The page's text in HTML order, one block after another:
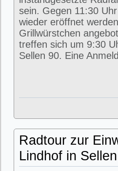
sein. Gegen 11:30
wieder eröffnet
Grillwürstchen
treffen sich um 9:30
Sellen 90. Eine
Radtour zur
Lindhof in Sellen